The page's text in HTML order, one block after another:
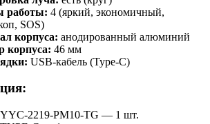
работы: 4 (яркий, экономичный,
SOS)
корпуса: анодированный алюминий
корпуса: 46 мм
USB-кабель (Type-C)
2219-PM10-TG — 1 шт.